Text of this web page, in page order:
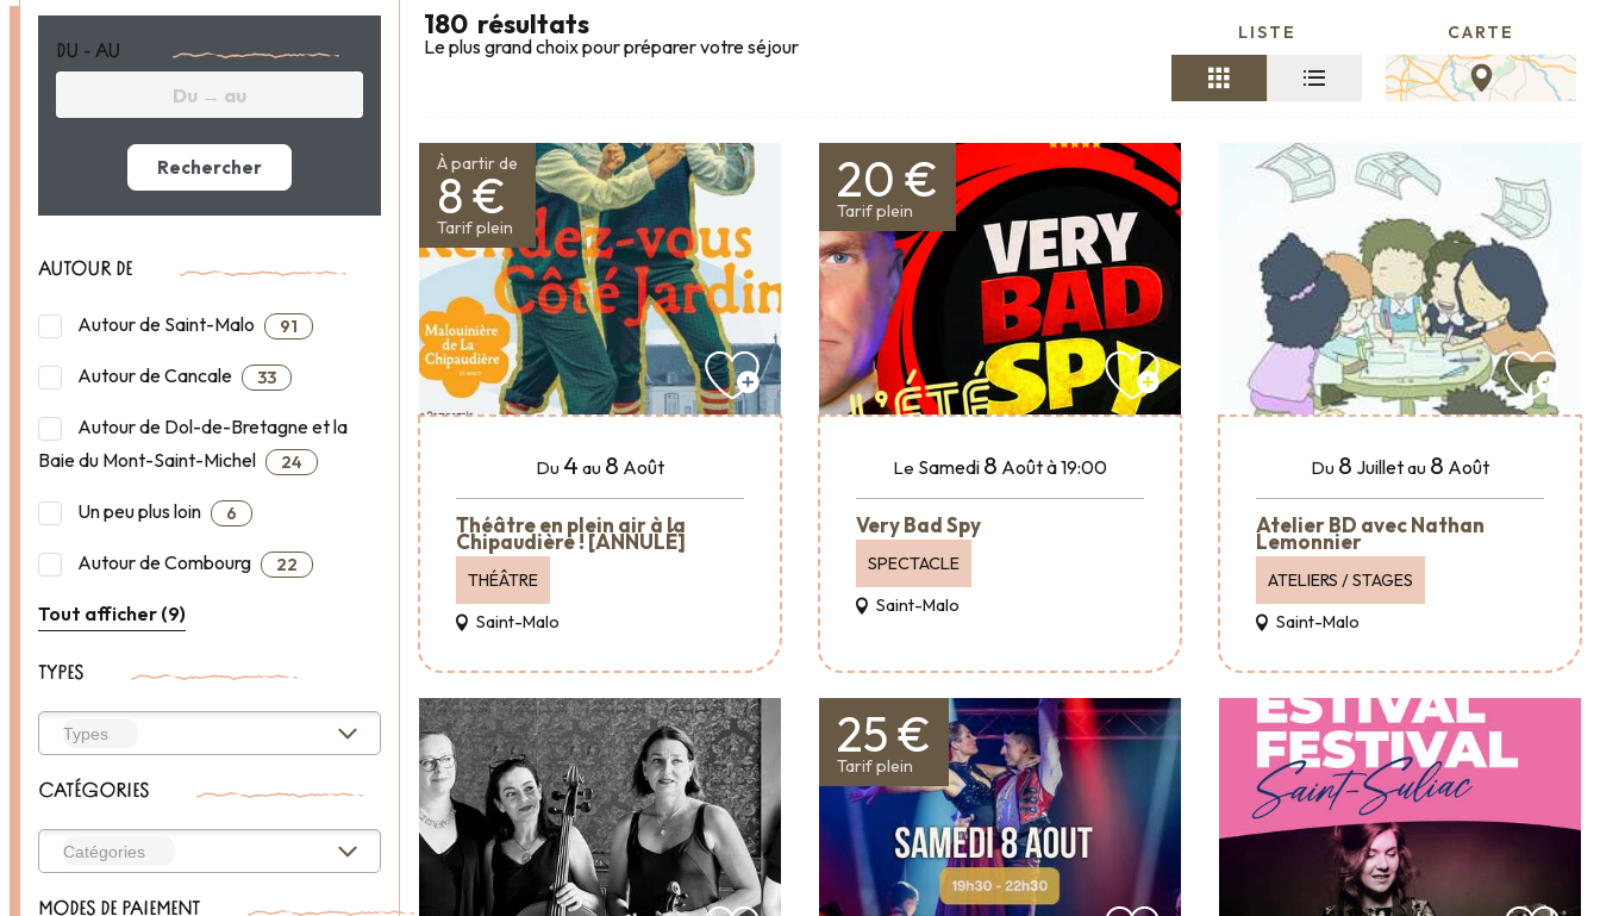
DU - AU
Rechercher
AUTOUR DE
Autour de Saint-Malo 91
Autour de Cancale 33
Autour de Dol-de-Bretagne et la
Baie du Mont-Saint-Michel
24
Un peu plus loin 6
Autour de Combourg 22
Tout afficher (9)
TYPES
CATÉGORIES
MODES DE PAIEMENT
180 résultats
Le plus grand choix pour préparer votre séjour
LISTE CARTE
À partir de
8 €
Tarif plein
Du 4 au 8 Août
Théâtre en plein air à la
Chipaudière ! [ANNULÉ]
THÉÂTRE
Saint-Malo
20 €
Tarif plein
Le Samedi 8 Aoûtà 19:00
Very Bad Spy
SPECTACLE
Saint-Malo
Du 8 Juilletau 8 Août
Atelier BD avec Nathan
Lemonnier
ATELIERS / STAGES
Saint-Malo
25 €
Tarif plein